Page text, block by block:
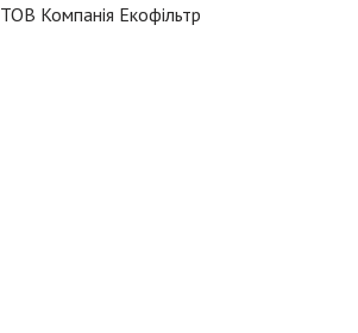
ТОВ Компанія Екофільтр